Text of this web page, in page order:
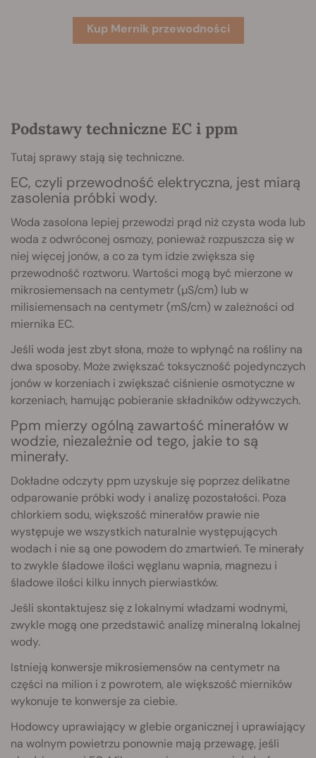
Kup Mernik przewodności
Podstawy techniczne EC i ppm
Tutaj sprawy stają się techniczne.
EC, czyli przewodność elektryczna, jest miarą
zasolenia próbki wody.
Woda zasolona lepiej przewodzi prąd niż czysta woda lub
woda z odwróconej osmozy, ponieważ rozpuszcza się w
niej więcej jonów, a co za tym idzie zwiększa się
przewodność roztworu. Wartości mogą być mierzone w
mikrosiemensach na centymetr (µS/cm) lub w
milisiemensach na centymetr (mS/cm) w zależności od
miernika EC.
Jeśli woda jest zbyt słona, może to wpłynąć na rośliny na
dwa sposoby. Może zwiększać toksyczność pojedynczych
jonów w korzeniach i zwiększać ciśnienie osmotyczne w
korzeniach, hamując pobieranie składników odżywczych.
Ppm mierzy ogólną zawartość minerałów w
wodzie, niezależnie od tego, jakie to są
minerały.
Dokładne odczyty ppm uzyskuje się poprzez delikatne
odparowanie próbki wody i analizę pozostałości. Poza
chlorkiem sodu, większość minerałów prawie nie
występuje we wszystkich naturalnie występujących
wodach i nie są one powodem do zmartwień. Te minerały
to zwykle śladowe ilości węglanu wapnia, magnezu i
śladowe ilości kilku innych pierwiastków.
Jeśli skontaktujesz się z lokalnymi władzami wodnymi,
zwykle mogą one przedstawić analizę mineralną lokalnej
wody.
Istnieją konwersje mikrosiemensów na centymetr na
części na milion i z powrotem, ale większość mierników
wykonuje te konwersje za ciebie.
Hodowcy uprawiający w glebie organicznej i uprawiający
na wolnym powietrzu ponownie mają przewagę, jeśli